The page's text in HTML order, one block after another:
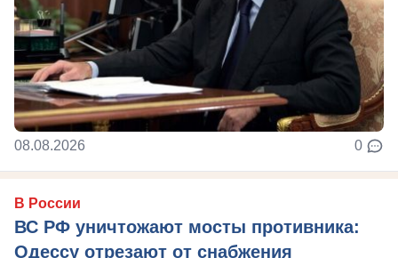
08.08.2026 0
В России
ВС РФ уничтожают мосты противника:
Одессу отрезают от снабжения